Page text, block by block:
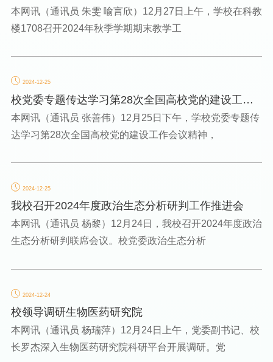
本网讯（通讯员 朱雯 喻言欣）12月27日上午，学校在科教
楼1708召开2024年秋季学期期末教学工
2024-12-25
校党委专题传达学习第28次全国高校党的建设工作
会议精神
本网讯（通讯员 张善伟）12月25日下午，学校党委专题传
达学习第28次全国高校党的建设工作会议精神，
2024-12-25
我校召开2024年度政治生态分析研判工作推进会
本网讯（通讯员 杨黎）12月24日，我校召开2024年度政治
生态分析研判联席会议。校党委政治生态分析
2024-12-24
校领导调研生物医药研究院
本网讯（通讯员 杨瑞萍）12月24日上午，党委副书记、校
长罗杰深入生物医药研究院科研平台开展调研。党